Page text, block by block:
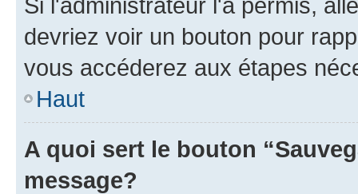
devriez voir un bouton pour
vous accéderez aux étapes
Haut
A quoi sert le bouton
message?